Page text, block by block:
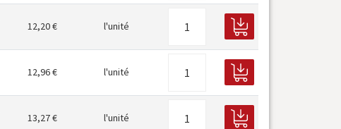
12,20 € l'unité
12,96 € l'unité
13,27 € l'unité